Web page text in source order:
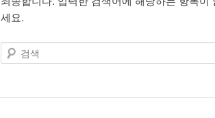
츠
로
츠
로
세요.
검
색